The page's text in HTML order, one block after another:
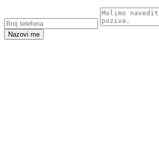
Nazovi me